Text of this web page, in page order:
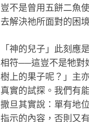
豈不是曾用五餅二魚
去解決祂所面對的困
「神的兒子」此刻應
相符──這豈不是牠對
樹上的果子呢？」主
真實的試探。我們有
撒旦其實說：單有地
指示的內容，否則又